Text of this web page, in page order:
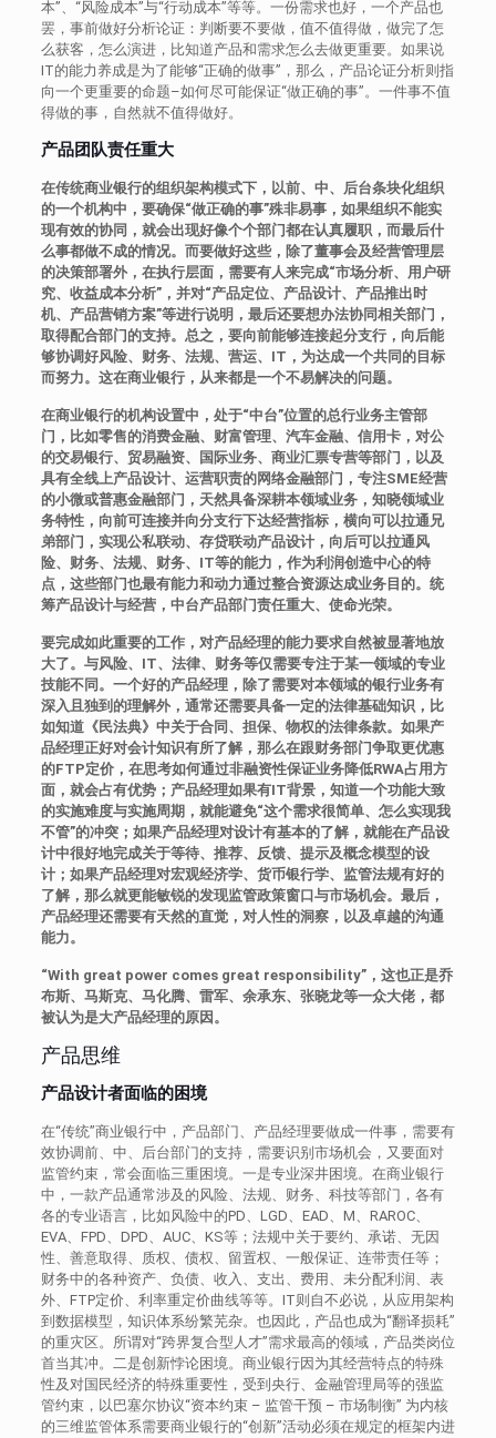
本”、“风险成本”与“行动成本”等等。一份需求也好，一个产品也
罢，事前做好分析论证：判断要不要做，值不值得做，做完了怎
么获客，怎么演进，比知道产品和需求怎么去做更重要。如果说
IT的能力养成是为了能够“正确的做事”，那么，产品论证分析则指
向一个更重要的命题–如何尽可能保证“做正确的事”。一件事不值
得做的事，自然就不值得做好。
产品团队责任重大
在传统商业银行的组织架构模式下，以前、中、后台条块化组织
的一个机构中，要确保“做正确的事”殊非易事，如果组织不能实
现有效的协同，就会出现好像个个部门都在认真履职，而最后什
么事都做不成的情况。而要做好这些，除了董事会及经营管理层
的决策部署外，在执行层面，需要有人来完成“市场分析、用户研
究、收益成本分析”，并对“产品定位、产品设计、产品推出时
机、产品营销方案”等进行说明，最后还要想办法协同相关部门，
取得配合部门的支持。总之，要向前能够连接起分支行，向后能
够协调好风险、财务、法规、营运、IT，为达成一个共同的目标
而努力。这在商业银行，从来都是一个不易解决的问题。
在商业银行的机构设置中，处于“中台”位置的总行业务主管部
门，比如零售的消费金融、财富管理、汽车金融、信用卡，对公
的交易银行、贸易融资、国际业务、商业汇票专营等部门，以及
具有全线上产品设计、运营职责的网络金融部门，专注SME经营
的小微或普惠金融部门，天然具备深耕本领域业务，知晓领域业
务特性，向前可连接并向分支行下达经营指标，横向可以拉通兄
弟部门，实现公私联动、存贷联动产品设计，向后可以拉通风
险、财务、法规、财务、IT等的能力，作为利润创造中心的特
点，这些部门也最有能力和动力通过整合资源达成业务目的。统
筹产品设计与经营，中台产品部门责任重大、使命光荣。
要完成如此重要的工作，对产品经理的能力要求自然被显著地放
大了。与风险、IT、法律、财务等仅需要专注于某一领域的专业
技能不同。一个好的产品经理，除了需要对本领域的银行业务有
深入且独到的理解外，通常还需要具备一定的法律基础知识，比
如知道《民法典》中关于合同、担保、物权的法律条款。如果产
品经理正好对会计知识有所了解，那么在跟财务部门争取更优惠
的FTP定价，在思考如何通过非融资性保证业务降低RWA占用方
面，就会占有优势；产品经理如果有IT背景，知道一个功能大致
的实施难度与实施周期，就能避免“这个需求很简单、怎么实现我
不管”的冲突；如果产品经理对设计有基本的了解，就能在产品设
计中很好地完成关于等待、推荐、反馈、提示及概念模型的设
计；如果产品经理对宏观经济学、货币银行学、监管法规有好的
了解，那么就更能敏锐的发现监管政策窗口与市场机会。最后，
产品经理还需要有天然的直觉，对人性的洞察，以及卓越的沟通
能力。
“With great power comes great responsibility”，这也正是乔
布斯、马斯克、马化腾、雷军、余承东、张晓龙等一众大佬，都
被认为是大产品经理的原因。
产品思维
产品设计者面临的困境
在“传统”商业银行中，产品部门、产品经理要做成一件事，需要有
效协调前、中、后台部门的支持，需要识别市场机会，又要面对
监管约束，常会面临三重困境。一是专业深井困境。在商业银行
中，一款产品通常涉及的风险、法规、财务、科技等部门，各有
各的专业语言，比如风险中的PD、LGD、EAD、M、RAROC、
EVA、FPD、DPD、AUC、KS等；法规中关于要约、承诺、无因
性、善意取得、质权、债权、留置权、一般保证、连带责任等；
财务中的各种资产、负债、收入、支出、费用、未分配利润、表
外、FTP定价、利率重定价曲线等等。IT则自不必说，从应用架构
到数据模型，知识体系纷繁芜杂。也因此，产品也成为“翻译损耗”
的重灾区。所谓对“跨界复合型人才”需求最高的领域，产品类岗位
首当其冲。二是创新悖论困境。商业银行因为其经营特点的特殊
性及对国民经济的特殊重要性，受到央行、金融管理局等的强监
管约束，以巴塞尔协议“资本约束 – 监管干预 – 市场制衡” 为内核
的三维监管体系需要商业银行的“创新”活动必须在规定的框架内进